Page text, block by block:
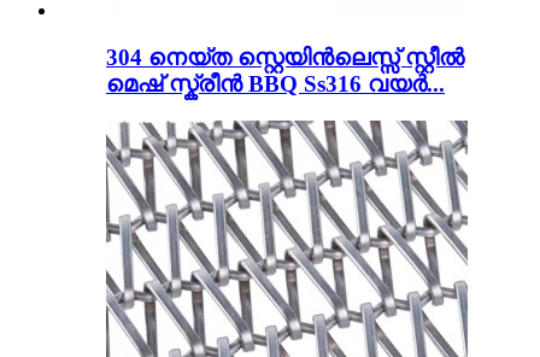
304 നെയ്ത സ്റ്റെയിൻലെസ്സ് സ്റ്റീൽ
മെഷ് സ്ക്രീൻ BBQ Ss316 വയർ...